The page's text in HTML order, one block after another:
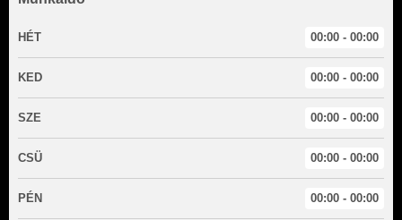
HÉT 00:00 - 00:00
KED 00:00 - 00:00
SZE 00:00 - 00:00
CSÜ 00:00 - 00:00
PÉN 00:00 - 00:00